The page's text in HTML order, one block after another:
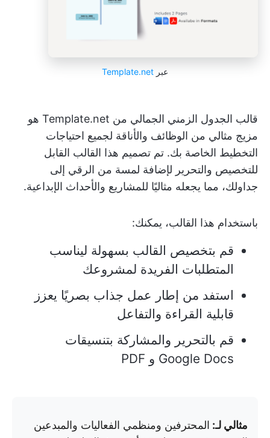
عبر Template.net
قالب الجدول الزمني الجمالي من Template.net هو
مزيج مثالي من الوظائف والأناقة لجميع احتياجات
التخطيط الخاصة بك. تم تصميم هذا القالب القابل
للتخصيص والتحرير لإضافة لمسة من الرقي إلى
جداولك، مما يجعله مثاليًا للمشاريع والأحداث الإبداعية.
باستخدام هذا القالب، يمكنك:
قم بتخصيص القالب بسهولة ليناسب
المتطلبات الفريدة لمشروعك
استفد من إطار عمل جذاب بصريًا يعزز
قابلية القراءة والتفاعل
قم بالتحرير والمشاركة بتنسيقات
Google Docs و PDF
مثالي لـ: المحترفين ومنظمي الفعاليات والمبدعين